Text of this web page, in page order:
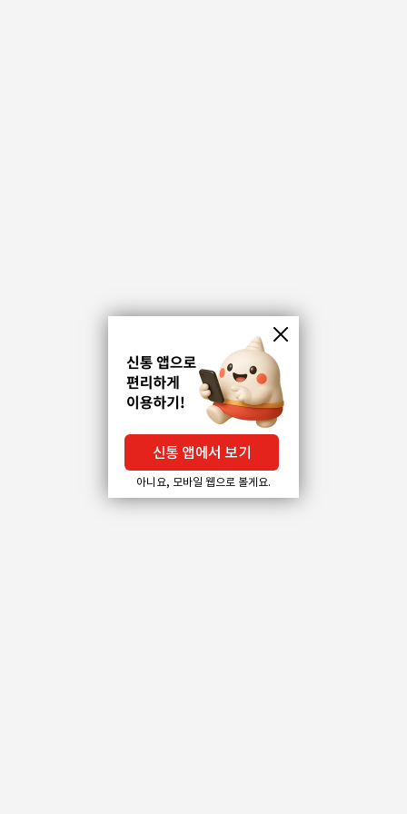
신통 앱에서 보기
아니요, 모바일 웹으로 볼게요.